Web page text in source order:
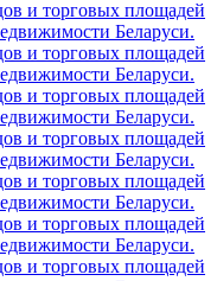
и торговых площадей
Беларуси.
и торговых площадей
Беларуси.
и торговых площадей
Беларуси.
и торговых площадей
Беларуси.
и торговых площадей
Беларуси.
и торговых площадей
Беларуси.
и торговых площадей